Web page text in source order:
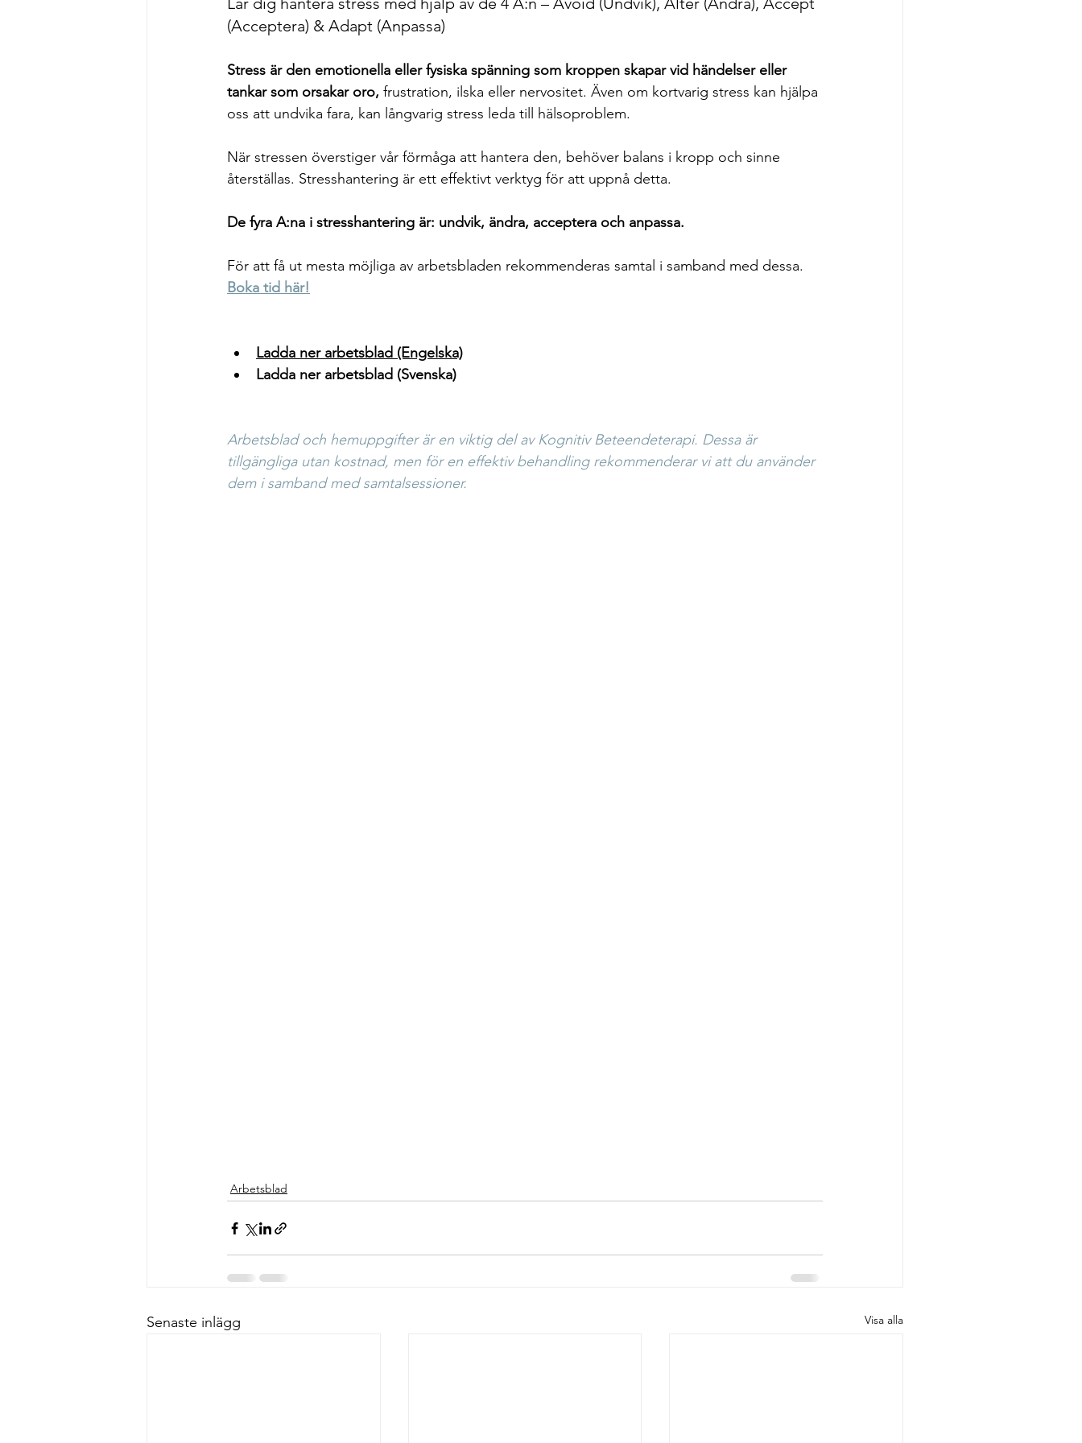
(Acceptera) & Adapt (Anpassa)
Stress är den emotionella eller fysiska spänning som kroppen skapar vid händelser eller
tankar som orsakar oro, frustration, ilska eller nervositet. Även om kortvarig stress kan hjälpa
oss att undvika fara, kan långvarig stress leda till hälsoproblem.
När stressen överstiger vår förmåga att hantera den, behöver balans i kropp och sinne
återställas. Stresshantering är ett effektivt verktyg för att uppnå detta.
De fyra A:na i stresshantering är: undvik, ändra, acceptera och anpassa.
För att få ut mesta möjliga av arbetsbladen rekommenderas samtal i samband med dessa.
Boka tid här!
Ladda ner arbetsblad (Engelska)
Ladda ner arbetsblad (Svenska)
Arbetsblad och hemuppgifter är en viktig del av Kognitiv Beteendeterapi. Dessa är
tillgängliga utan kostnad, men för en effektiv behandling rekommenderar vi att du använder
dem i samband med samtalsessioner.
Arbetsblad
Senaste inlägg Visa alla